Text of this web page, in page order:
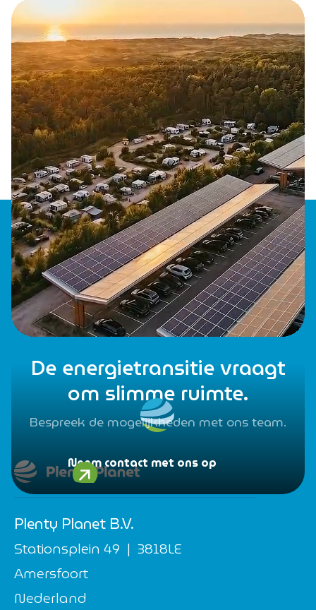
De energietransitie vraagt
om slimme ruimte.
Bespreek de mogelijkheden met ons team.
Neem contact met ons op
Plenty Planet B.V.
Stationsplein 49 | 3818LE
Amersfoort
Nederland